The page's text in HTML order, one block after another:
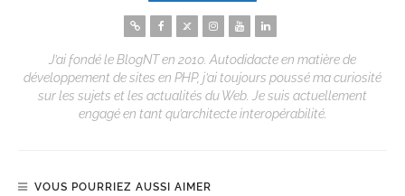
J’ai fondé le BlogNT en 2010. Autodidacte en matière de
développement de sites en PHP, j’ai toujours poussé ma curiosité
sur les sujets et les actualités du Web. Je suis actuellement
engagé en tant qu’architecte interopérabilité.
VOUS POURRIEZ AUSSI AIMER